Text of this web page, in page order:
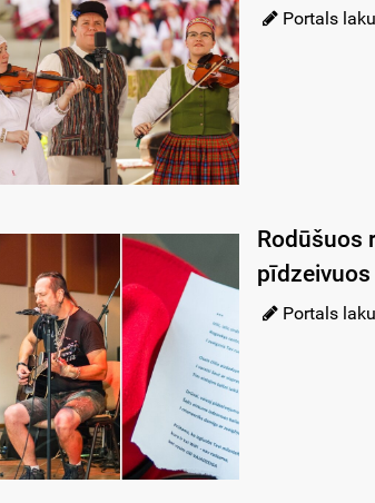
Portals
Rodūšuos
pīdzeivuos
Portals